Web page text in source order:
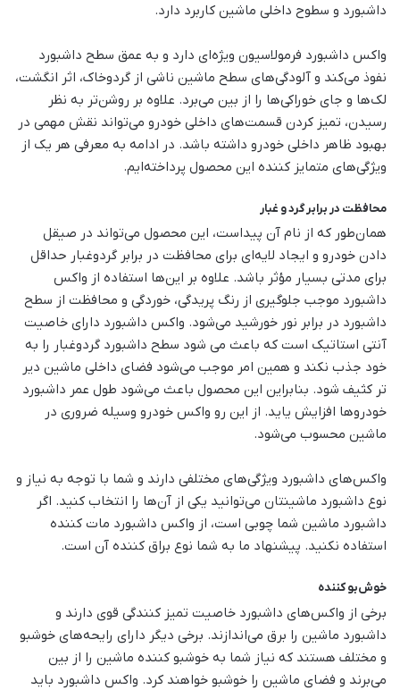
داشبورد و سطوح داخلی ماشین کاربرد دارد.
واکس داشبورد فرمولاسیون ویژه‌ای دارد و به عمق سطح داشبورد
نفوذ می‌کند و آلودگی‌های سطح ماشین ناشی از گردوخاک، اثر انگشت،
لک‌ها و جای خوراکی‌ها را از بین می‌برد. علاوه بر روشن‌تر به نظر
رسیدن، تمیز کردن قسمت‌های داخلی خودرو می‌تواند نقش مهمی در
بهبود ظاهر داخلی خودرو داشته باشد. در ادامه به معرفی هر یک از
ویژگی‌های متمایز کننده این محصول پرداخته‌ایم.
محافظت در برابر گرد و غبار
همان‌طور که از نام آن پیداست، این محصول می‌تواند در صیقل
دادن خودرو و ایجاد لایه‌ای برای محافظت در برابر گردوغبار حداقل
برای مدتی بسیار مؤثر باشد. علاوه بر این‌ها استفاده از واکس
داشبورد موجب جلوگیری از رنگ پریدگی، خوردگی و محافظت از سطح
داشبورد در برابر نور خورشید می‌شود. واکس داشبورد دارای خاصیت
آنتی استاتیک است که باعث می شود سطح داشبورد گردوغبار را به
خود جذب نکند و همین امر موجب می‌شود فضای داخلی ماشین دیر
تر کثیف شود. بنابراین این محصول باعث می‌شود طول عمر داشبورد
خودروها افزایش یاید. از این رو واکس خودرو وسیله ضروری در
ماشین محسوب می‌شود.
واکس‌های داشبورد ویژگی‌های مختلفی دارند و شما با توجه به نیاز و
نوع داشبورد ماشینتان می‌توانید یکی از آن‌ها را انتخاب کنید. اگر
داشبورد ماشین شما چوبی است، از واکس داشبورد مات کننده
استفاده نکنید. پیشنهاد ما به شما نوع براق کننده آن است.
خوش‌بو کننده
برخی از واکس‌های داشبورد خاصیت تمیز کنندگی قوی دارند و
داشبورد ماشین را برق می‌اندازند. برخی دیگر دارای رایحه‌های خوشبو
و مختلف هستند که نیاز شما به خوشبو کننده ماشین را از بین
می‌برند و فضای ماشین را خوشبو خواهند کرد. واکس داشبورد باید